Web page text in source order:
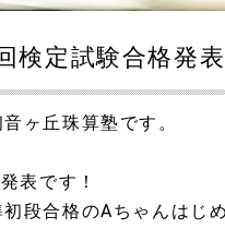
検定試験合格発表
ヶ丘珠算塾です。
表です！
段合格のAちゃんはじ